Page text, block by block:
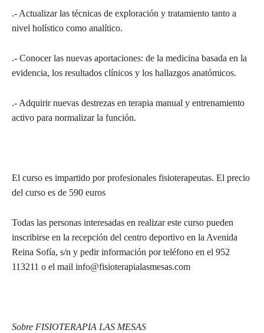
.- Actualizar las técnicas de exploración y tratamiento tanto a
nivel holístico como analítico.
.- Conocer las nuevas aportaciones: de la medicina basada en la
evidencia, los resultados clínicos y los hallazgos anatómicos.
.- Adquirir nuevas destrezas en terapia manual y entrenamiento
activo para normalizar la función.
El curso es impartido por profesionales fisioterapeutas. El precio
del curso es de 590 euros
Todas las personas interesadas en realizar este curso pueden
inscribirse en la recepción del centro deportivo en la Avenida
Reina Sofía, s/n y pedir información por teléfono en el 952
113211 o el mail info@fisioterapialasmesas.com
Sobre FISIOTERAPIA LAS MESAS